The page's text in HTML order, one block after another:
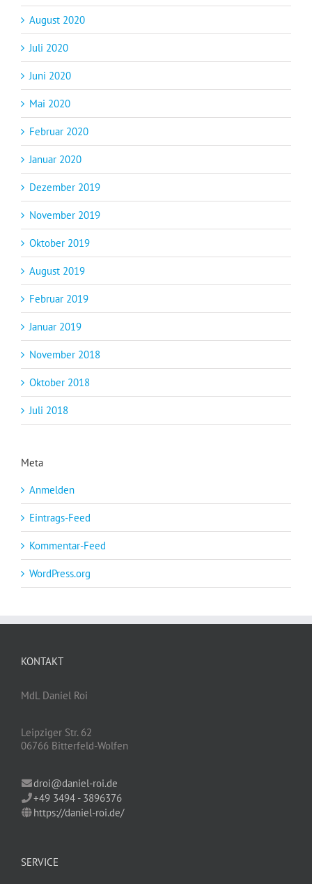
August 2020
Juli 2020
Juni 2020
Mai 2020
Februar 2020
Januar 2020
Dezember 2019
November 2019
Oktober 2019
August 2019
Februar 2019
Januar 2019
November 2018
Oktober 2018
Juli 2018
Meta
Anmelden
Eintrags-Feed
Kommentar-Feed
WordPress.org
KONTAKT
MdL Daniel Roi
Leipziger Str. 62
06766 Bitterfeld-Wolfen
droi@daniel-roi.de
+49 3494 - 3896376
https://daniel-roi.de/
SERVICE